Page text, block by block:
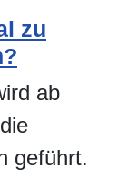
zu
ab
geführt.